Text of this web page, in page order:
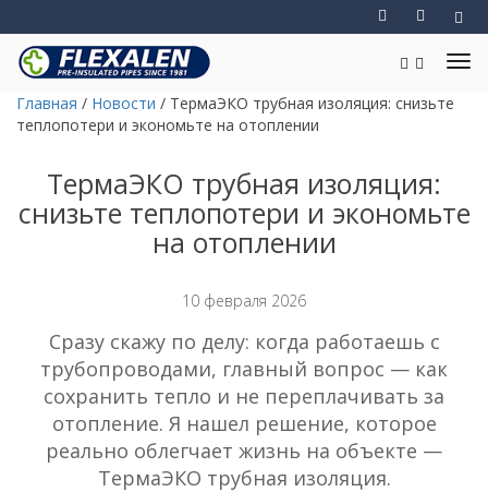
Главная / Новости / ТермаЭКО трубная изоляция: снизьте
теплопотери и экономьте на отоплении
ТермаЭКО трубная изоляция:
снизьте теплопотери и экономьте
на отоплении
10 февраля 2026
Сразу скажу по делу: когда работаешь с
трубопроводами, главный вопрос — как
сохранить тепло и не переплачивать за
отопление. Я нашел решение, которое
реально облегчает жизнь на объекте —
ТермаЭКО трубная изоляция.